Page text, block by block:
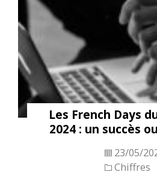
Les French Days
2024 : un succès
23/05/
Chiffres